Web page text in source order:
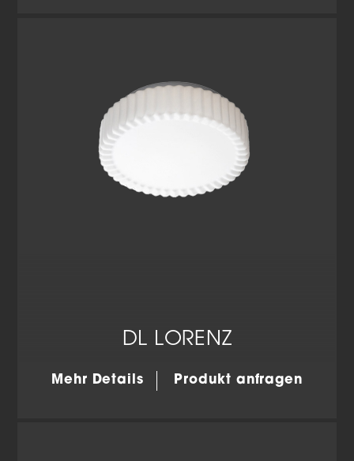
DL LORENZ
Mehr Details Produkt anfragen